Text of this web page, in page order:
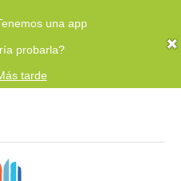
una app
probarla?
tarde